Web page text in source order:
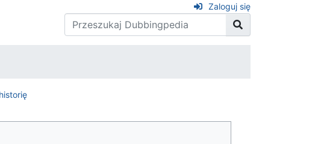
Zaloguj się